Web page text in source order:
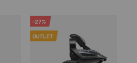
-27%
OUTLET